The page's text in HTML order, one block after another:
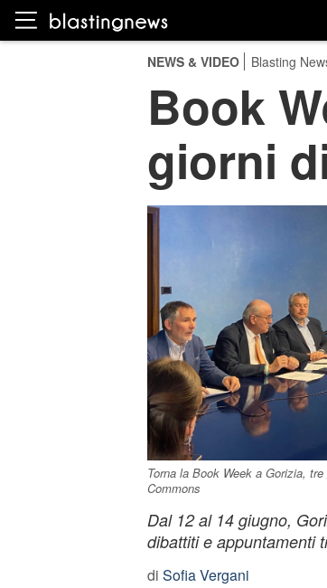
NEWS & VIDEO Blasting
Book
giorni
Torna la Book Week a Gorizia,
Commons
Dal 12 al 14 giugno,
dibattiti e appuntamenti
di Sofia Vergani